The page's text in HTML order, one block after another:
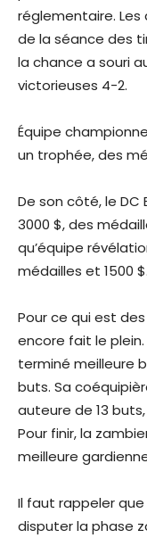
réglementaire.
de la séance des
la chance a souri
victorieuses 4-2.
Équipe
un trophée, des
De son côté, le
3000 $, des
qu’équipe
médailles et 1500 $.
Pour ce qui est
encore fait le plein.
terminé meilleure
buts. Sa
auteure de 13
Pour finir, la
meilleure
Il faut rappeler
disputer la phase